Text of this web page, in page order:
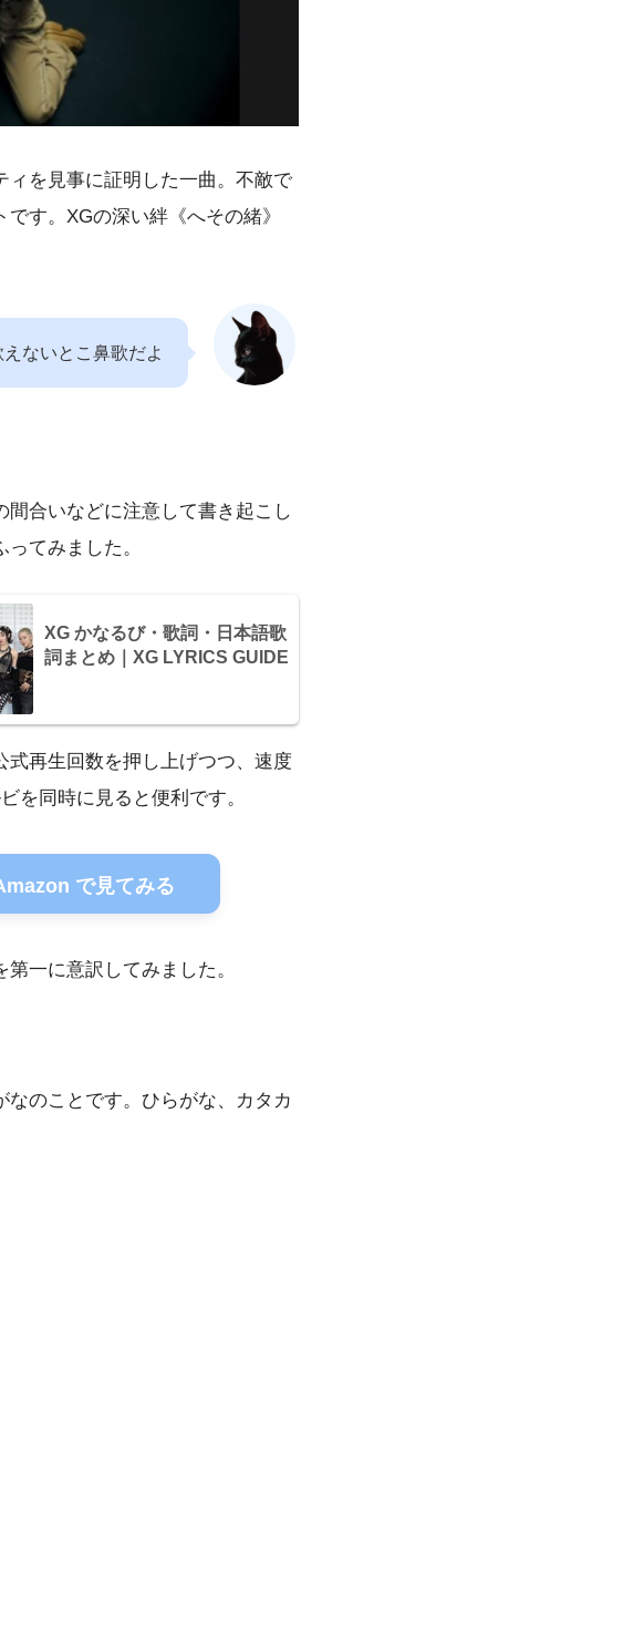
ィを見事に証明した一曲。不敵で
す。XGの深い絆《へその緒》
ないとこ鼻歌だよ
合いなどに注意して書き起こし
てみました。
XG かなるび・歌詞・日本語歌
詞まとめ｜XG LYRICS GUIDE
式再生回数を押し上げつつ、速度
を同時に見ると便利です。
で見てみる
一に意訳してみました。
のことです。ひらがな、カタカ